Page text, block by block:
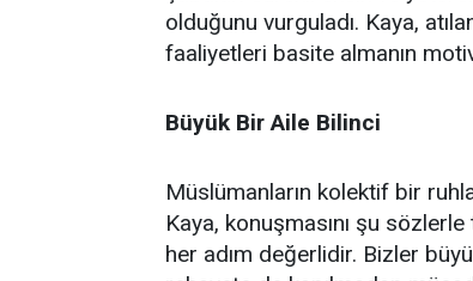
olduğunu vurguladı. Kaya,
faaliyetleri basite almanın
Büyük Bir Aile Bilinci
Müslümanların kolektif bir
Kaya, konuşmasını şu
her adım değerlidir. Bizler